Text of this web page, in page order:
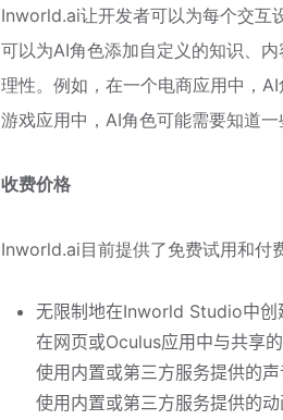
Inworld.ai让开发者可以为每个交互
可以为AI角色添加自定义的知识、
理性。例如，在一个电商应用中，
游戏应用中，AI角色可能需要知道
收费价格
Inworld.ai目前提供了免费试用和付
无限制地在Inworld Studio中创
在网页或Oculus应用中与共享
使用内置或第三方服务提供的声
使用内置或第三方服务提供的动